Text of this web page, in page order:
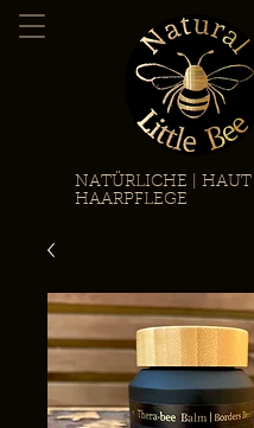
NATÜRLICHE | HAUT |
HAARPFLEGE